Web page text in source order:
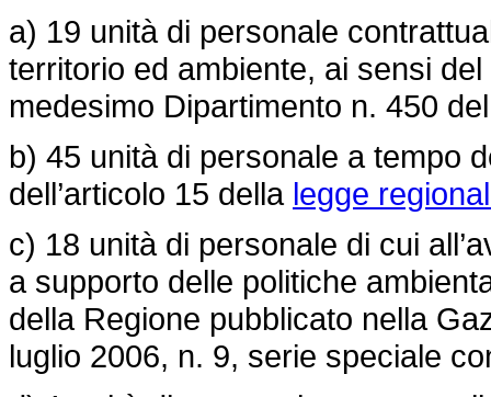
a) 19 unità di personale
territorio ed ambiente, ai sensi
medesimo Dipartimento n. 450
b) 45 unità di personale a tempo
dell’articolo 15 della legge
c) 18 unità di personale di cui
a supporto delle politiche
della Regione pubblicato nella
luglio 2006, n. 9, serie speciale